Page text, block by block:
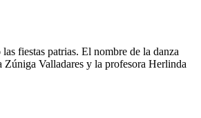
fiestas patrias. El nombre de la danza
Zúniga Valladares y la profesora Herlinda